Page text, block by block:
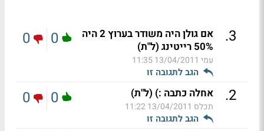
3
.
אם גולן היה משודר בערוץ 2 היה
50% רייטינג (ל"ת)
עמי 13/04/2011 11:35
הגב לתגובה זו
0
0
2
. אחלה כתבה :) (ל"ת)
תכלס 13/04/2011 11:22
הגב לתגובה זו
0
0